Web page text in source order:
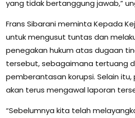
yang tidak bertanggung jawab,”
Frans Sibarani meminta Kepada
untuk mengusut tuntas dan
penegakan hukum atas dugaan
tersebut, sebagaimana tertuang
pemberantasan korupsi. Selain itu,
akan terus mengawal laporan
“Sebelumnya kita telah